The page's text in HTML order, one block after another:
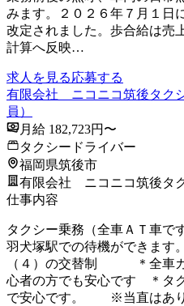
みます。２０２６年７月１日
改定されました。歩合給は売
計算へ反映…
求人を見る応募する
有限会社 ニコニコ筑後タク
員）
月給 182,723円〜
タクシードライバー
福岡県筑後市
有限会社 ニコニコ筑後タ
仕事内容
タクシー乗務（全車ＡＴ車で
羽犬塚駅での待機ができま
（４）の交替制 ＊全車カ
心者の方でも安心です ＊タ
で安心です。 ※当直はあ